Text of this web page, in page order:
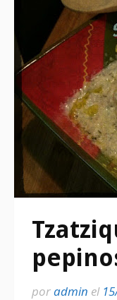
poradmin el